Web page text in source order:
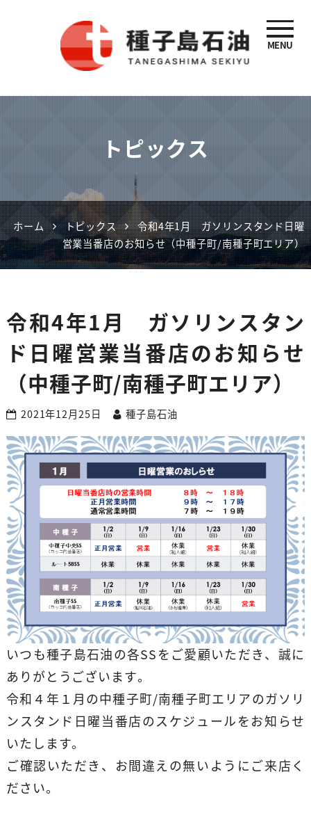
種子島石油
MENU
トピックス
ホーム トピックス
令和4年1月 ガソリンスタンド日曜
営業当番店のお知らせ（中種子町/南種子町エリア）
令和4年1月 ガソリンスタン
ド日曜営業当番店のお知らせ
（中種子町/南種子町エリア）
2021年12月25日 種子島石油
いつも種子島石油の各SSをご愛顧いただき、誠に
ありがとうございます。
令和４年１月の中種子町/南種子町エリアのガソリ
ンスタンド日曜当番店のスケジュールをお知らせ
いたします。
ご確認いただき、お間違えの無いようにご来店く
ださい。